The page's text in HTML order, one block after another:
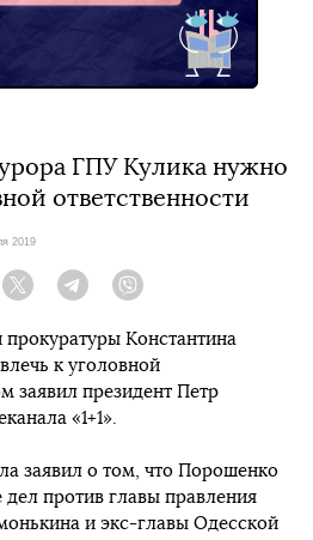
ГПУ Кулика нужно
ответственности
2019
Twitter Telegram
Константина
к уголовной
заявил президент Петр
«1+1».
заявил о том, что Порошенко
дел против главы правления
и экс-главы Одесской